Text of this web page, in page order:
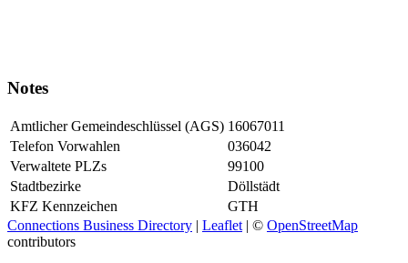
Notes
Amtlicher Gemeindeschlüssel (AGS) 16067011
Telefon Vorwahlen
036042
Verwaltete PLZs
99100
Stadtbezirke
Döllstädt
KFZ Kennzeichen
GTH
Connections Business Directory | Leaflet | © OpenStreetMap
contributors